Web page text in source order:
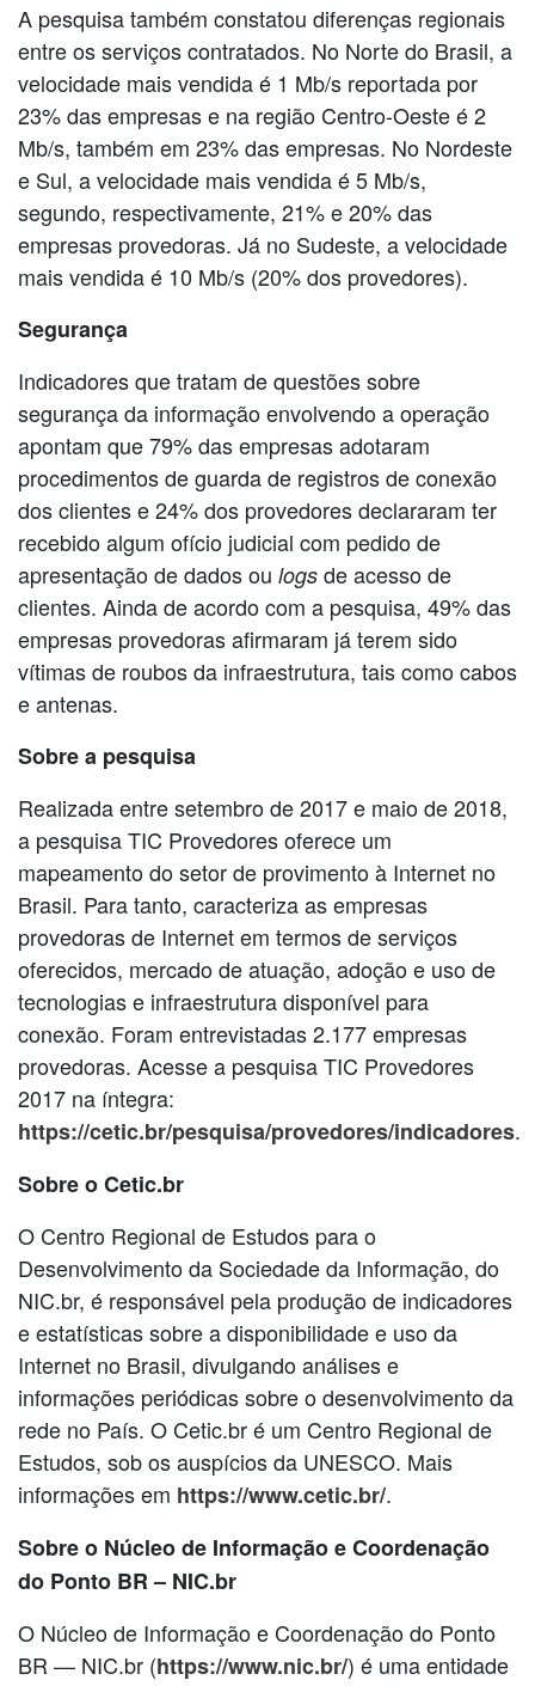
A pesquisa também constatou diferenças regionais
entre os serviços contratados. No Norte do Brasil, a
velocidade mais vendida é 1 Mb/s reportada por
23% das empresas e na região Centro-Oeste é 2
Mb/s, também em 23% das empresas. No Nordeste
e Sul, a velocidade mais vendida é 5 Mb/s,
segundo, respectivamente, 21% e 20% das
empresas provedoras. Já no Sudeste, a velocidade
mais vendida é 10 Mb/s (20% dos provedores).
Segurança
Indicadores que tratam de questões sobre
segurança da informação envolvendo a operação
apontam que 79% das empresas adotaram
procedimentos de guarda de registros de conexão
dos clientes e 24% dos provedores declararam ter
recebido algum ofício judicial com pedido de
apresentação de dados ou logs de acesso de
clientes. Ainda de acordo com a pesquisa, 49% das
empresas provedoras afirmaram já terem sido
vítimas de roubos da infraestrutura, tais como cabos
e antenas.
Sobre a pesquisa
Realizada entre setembro de 2017 e maio de 2018,
a pesquisa TIC Provedores oferece um
mapeamento do setor de provimento à Internet no
Brasil. Para tanto, caracteriza as empresas
provedoras de Internet em termos de serviços
oferecidos, mercado de atuação, adoção e uso de
tecnologias e infraestrutura disponível para
conexão. Foram entrevistadas 2.177 empresas
provedoras. Acesse a pesquisa TIC Provedores
2017 na íntegra:
https://cetic.br/pesquisa/provedores/indicadores.
Sobre o Cetic.br
O Centro Regional de Estudos para o
Desenvolvimento da Sociedade da Informação, do
NIC.br, é responsável pela produção de indicadores
e estatísticas sobre a disponibilidade e uso da
Internet no Brasil, divulgando análises e
informações periódicas sobre o desenvolvimento da
rede no País. O Cetic.br é um Centro Regional de
Estudos, sob os auspícios da UNESCO. Mais
informações em https://www.cetic.br/.
Sobre o Núcleo de Informação e Coordenação
do Ponto BR – NIC.br
O Núcleo de Informação e Coordenação do Ponto
BR — NIC.br (https://www.nic.br/) é uma entidade